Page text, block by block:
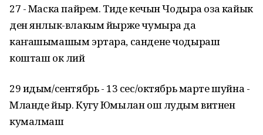
27 - Маска пайрем. Тиде кечын Чодыра оза кайык
ден янлык-влакым йырже чумыра да
каҥашымашым эртара, сандене чодыраш
кошташ ок лий
29 идым/сентябрь - 13 сес/октябрь марте шуйна -
Мланде йыр. Кугу Юмылан ош лудым витнен
кумалмаш